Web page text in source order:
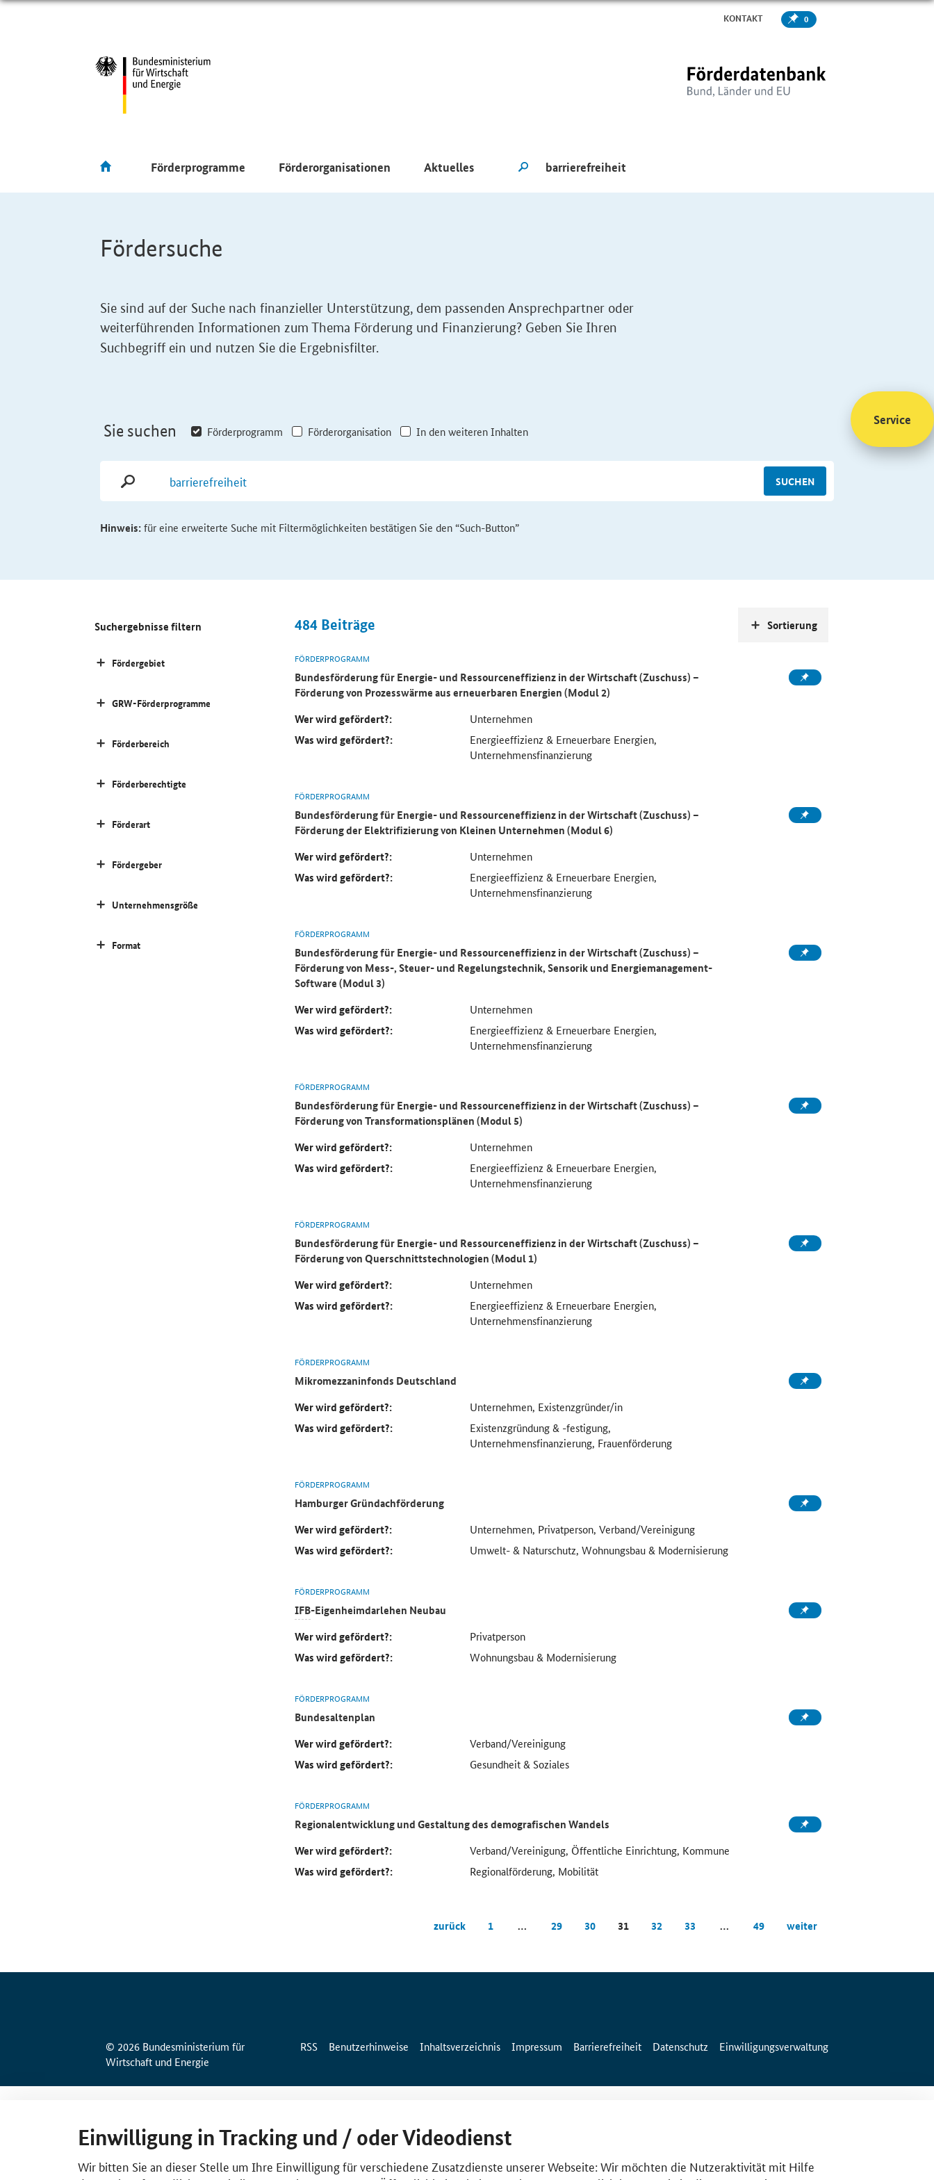
KONTAKT 0
Förderprogramme Förderorganisationen Aktuelles
Fördersuche
Sie sind auf der Suche nach finanzieller Unterstützung, dem passenden Ansprechpartner oder
weiterführenden Informationen zum Thema Förderung und Finanzierung? Geben Sie Ihren
Suchbegriff ein und nutzen Sie die Ergebnisfilter.
Sie suchen Förderprogramm Förderorganisation In den weiteren Inhalten
SUCHEN
Hinweis:für eine erweiterte Suche mit Filtermöglichkeiten bestätigen Sie den “Such-Button”
484 Beiträge
FÖRDERPROGRAMM
Bundesförderung für Energie- und Ressourceneffizienz in der Wirtschaft (Zuschuss) –
Förderung von Prozesswärme aus erneuerbaren Energien (Modul 2)
Wer wird gefördert?:
Unternehmen
Was wird gefördert?:
Energieeffizienz & Erneuerbare Energien,
Unternehmensfinanzierung
FÖRDERPROGRAMM
Bundesförderung für Energie- und Ressourceneffizienz in der Wirtschaft (Zuschuss) –
Förderung der Elektrifizierung von Kleinen Unternehmen (Modul 6)
Wer wird gefördert?:
Unternehmen
Was wird gefördert?:
Energieeffizienz & Erneuerbare Energien,
Unternehmensfinanzierung
FÖRDERPROGRAMM
Bundesförderung für Energie- und Ressourceneffizienz in der Wirtschaft (Zuschuss) –
Förderung von Mess-, Steuer- und Regelungstechnik, Sensorik und Energiemanagement-
Software (Modul 3)
Wer wird gefördert?:
Unternehmen
Was wird gefördert?:
Energieeffizienz & Erneuerbare Energien,
Unternehmensfinanzierung
FÖRDERPROGRAMM
Bundesförderung für Energie- und Ressourceneffizienz in der Wirtschaft (Zuschuss) –
Förderung von Transformationsplänen (Modul 5)
Wer wird gefördert?:
Unternehmen
Was wird gefördert?:
Energieeffizienz & Erneuerbare Energien,
Unternehmensfinanzierung
FÖRDERPROGRAMM
Bundesförderung für Energie- und Ressourceneffizienz in der Wirtschaft (Zuschuss) –
Förderung von Querschnittstechnologien (Modul 1)
Wer wird gefördert?:
Unternehmen
Was wird gefördert?:
Energieeffizienz & Erneuerbare Energien,
Unternehmensfinanzierung
FÖRDERPROGRAMM
Mikromezzaninfonds Deutschland
Wer wird gefördert?:
Unternehmen, Existenzgründer/in
Was wird gefördert?:
Existenzgründung & -festigung,
Unternehmensfinanzierung, Frauenförderung
FÖRDERPROGRAMM
Hamburger Gründachförderung
Wer wird gefördert?:
Unternehmen, Privatperson, Verband/Vereinigung
Was wird gefördert?: Umwelt- & Naturschutz, Wohnungsbau & Modernisierung
FÖRDERPROGRAMM
IFB-Eigenheimdarlehen Neubau
Wer wird gefördert?:
Privatperson
Was wird gefördert?: Wohnungsbau & Modernisierung
FÖRDERPROGRAMM
Bundesaltenplan
Wer wird gefördert?:
Verband/Vereinigung
Was wird gefördert?: Gesundheit & Soziales
FÖRDERPROGRAMM
Regionalentwicklung und Gestaltung des demografischen Wandels
Wer wird gefördert?:
Verband/Vereinigung, Öffentliche Einrichtung, Kommune
Was wird gefördert?: Regionalförderung, Mobilität
zurück 1 … 29 30 31 32 33 … 49 weiter
Sortierung
Suchergebnisse filtern
Fördergebiet
GRW-Förderprogramme
Förderbereich
Förderberechtigte
Förderart
Fördergeber
Unternehmensgröße
Format
Service
© 2026 Bundesministerium für
Wirtschaft und Energie
RSS Benutzerhinweise Inhaltsverzeichnis Impressum Barrierefreiheit Datenschutz Einwilligungsverwaltung
Einwilligung in Tracking und / oder Videodienst
Wir bitten Sie an dieser Stelle um Ihre Einwilligung für verschiedene Zusatzdienste unserer Webseite: Wir möchten die Nutzeraktivität mit Hilfe